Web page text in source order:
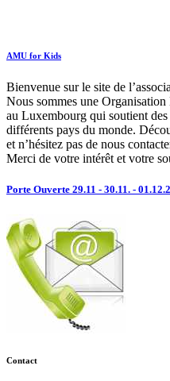
AMU for Kids
Bienvenue sur le site de
Nous sommes une
au Luxembourg qui soutient
différents pays du monde.
et n’hésitez pas de nous
Merci de votre intérêt et votre
Porte Ouverte 29.11 - 30.11. -
Contact